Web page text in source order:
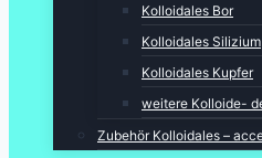
Kolloidales Bor
Kolloidales Silizium
Kolloidales Kupfer
weitere Kolloide-
Zubehör Kolloidales –